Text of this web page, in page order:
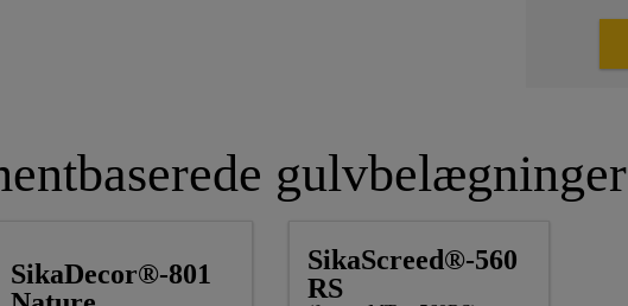
gulvbelægninger
SikaDecor®-801
SikaScreed®-560
RS